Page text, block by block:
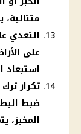
التعدي
على
استبعاد
تكرار
ضبط
المخبز،